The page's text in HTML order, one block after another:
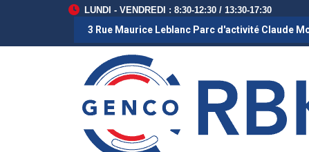
LUNDI - VENDREDI : 8:30-12:30 / 13:30-17:30
3 Rue Maurice Leblanc Parc d'activité Claude